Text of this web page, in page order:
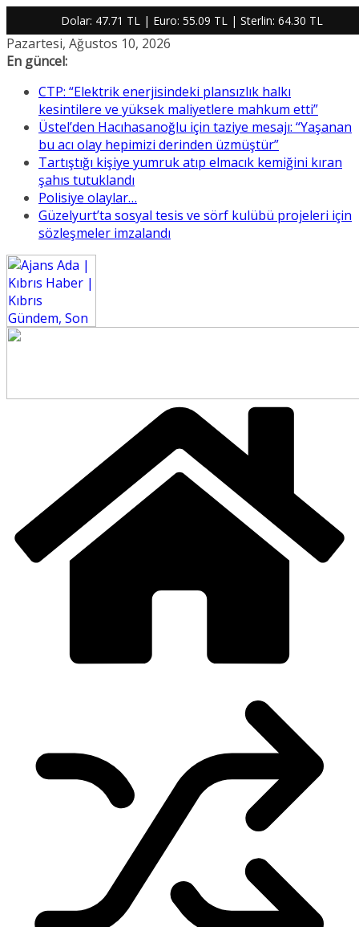
Dolar: 47.71 TL| Euro: 55.09 TL| Sterlin: 64.30 TL
Skip
to
Pazartesi, Ağustos 10, 2026
En güncel:
CTP: “Elektrik enerjisindeki plansızlık halkı
kesintilere ve yüksek maliyetlere mahkum etti”
Üstel’den Hacıhasanoğlu için taziye mesajı: “Yaşanan
bu acı olay hepimizi derinden üzmüştür”
Tartıştığı kişiye yumruk atıp elmacık kemiğini kıran
şahıs tutuklandı
Polisiye olaylar…
Güzelyurt’ta sosyal tesis ve sörf kulübü projeleri için
sözleşmeler imzalandı